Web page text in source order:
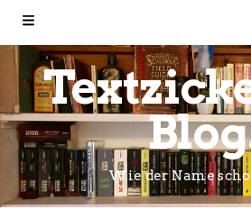
Wie der Name